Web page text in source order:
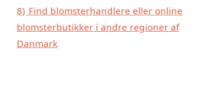
8) Find blomsterhandlere eller online
blomsterbutikker i andre regioner af
Danmark